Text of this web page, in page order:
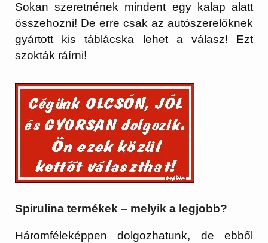
Sokan szeretnének mindent egy kalap alatt
összehozni! De erre csak az autószerelőknek
gyártott kis táblácska lehet a válasz! Ezt
szokták ráírni!
Spirulina termékek – melyik a legjobb?
Háromféleképpen dolgozhatunk, de ebből